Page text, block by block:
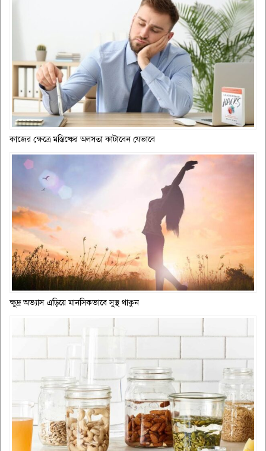
কাজের ক্ষেত্রে মস্তিষ্কের অলসতা কাটাবেন যেভাবে
ক্ষুদ্র অভ্যাস এড়িয়ে মানসিকভাবে সুস্থ থাকুন